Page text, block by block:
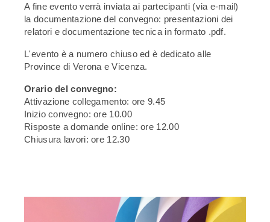
A fine evento verrà inviata ai partecipanti (via e-mail)
la documentazione del convegno: presentazioni dei
relatori e documentazione tecnica in formato .pdf.
L'evento è a numero chiuso ed è dedicato alle
Province di Verona e Vicenza.
Orario del convegno:
Attivazione collegamento: ore 9.45
Inizio convegno: ore 10.00
Risposte a domande online: ore 12.00
Chiusura lavori: ore 12.30